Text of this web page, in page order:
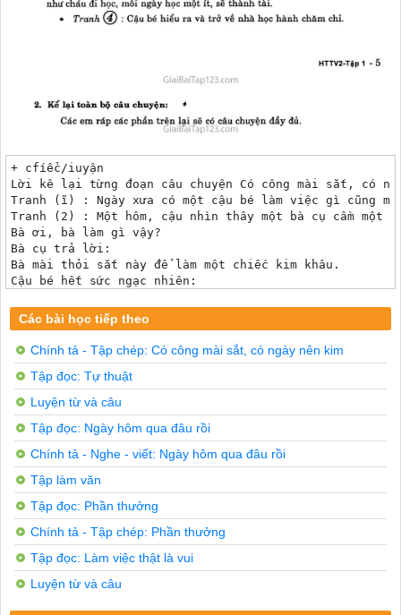
+ cfíểc/iuyận
Lời kê lại từng đoạn câu chuyện Có công mài sắt, có
Tranh (ĩ) : Ngày xưa có một cậu bé làm việc gì cũng
Tranh (2) : Một hôm, cậu nhìn thây một bà cụ cầm
Bà ơi, bà làm gì vậy?
Bà cụ trả lời:
Bà mài thỏi sắt này để làm một chiếc kim khâu.
Cậu bé hết sức ngạc nhiên:
Tranh (3) : Bà cụ ôn tồn giảng giải:
Cứ mài mãi, mỗi ngày thỏi sắt mòn đi một ít, lâu sẽ
Tranh : Cậu bé hiểu ra và trở về nhà học hành chăm
Kể lại toàn bộ câu chuyện:	*
Các bài học tiếp theo
Chính tả - Tập chép: Có công mài sắt, có ngày nên kim
Tập đọc: Tự thuật
Luyện từ và câu
Tập đọc: Ngày hôm qua đâu rồi
Chính tả - Nghe - viết: Ngày hôm qua đâu rồi
Tập làm văn
Tập đọc: Phần thưởng
Chính tả - Tập chép: Phần thưởng
Tập đọc: Làm việc thật là vui
Luyện từ và câu